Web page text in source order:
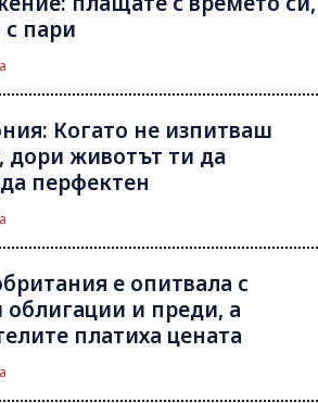
пари
Когато не изпитваш
дори животът ти да
перфектен
е опитвала с
облигации и преди, а
платиха цената